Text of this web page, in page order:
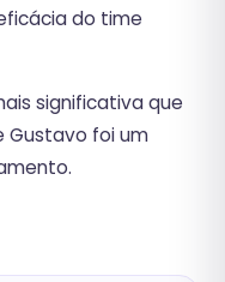
do time
significativa que
Gustavo foi um